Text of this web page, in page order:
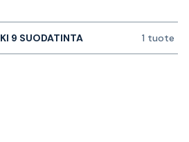
9 SUODATINTA 1 tuote